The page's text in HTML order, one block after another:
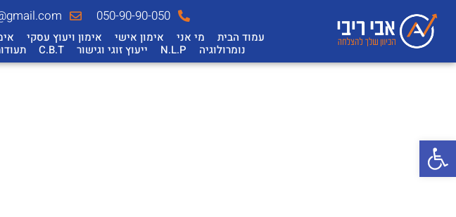
050-90-90-050
עמוד הבית מי אני אימון אישי אימון ויעוץ עסקי
נומרולוגיה
N.L.P ייעוץ זוגי וגישור C.B.T
פתח סרגל נגישות